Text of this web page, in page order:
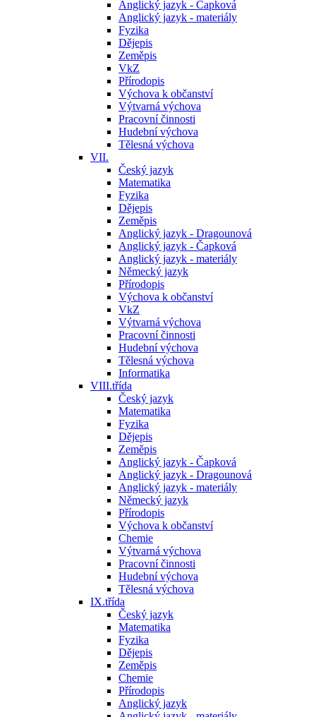
Anglický jazyk - Čapková
Anglický jazyk - materiály
Fyzika
Dějepis
Zeměpis
VkZ
Přírodopis
Výchova k občanství
Výtvarná výchova
Pracovní činnosti
Hudební výchova
Tělesná výchova
VII.
Český jazyk
Matematika
Fyzika
Dějepis
Zeměpis
Anglický jazyk - Dragounová
Anglický jazyk - Čapková
Anglický jazyk - materiály
Německý jazyk
Přírodopis
Výchova k občanství
VkZ
Výtvarná výchova
Pracovní činnosti
Hudební výchova
Tělesná výchova
Informatika
VIII.třída
Český jazyk
Matematika
Fyzika
Dějepis
Zeměpis
Anglický jazyk - Čapková
Anglický jazyk - Dragounová
Anglický jazyk - materiály
Německý jazyk
Přírodopis
Výchova k občanství
Chemie
Výtvarná výchova
Pracovní činnosti
Hudební výchova
Tělesná výchova
IX.třída
Český jazyk
Matematika
Fyzika
Dějepis
Zeměpis
Chemie
Přírodopis
Anglický jazyk